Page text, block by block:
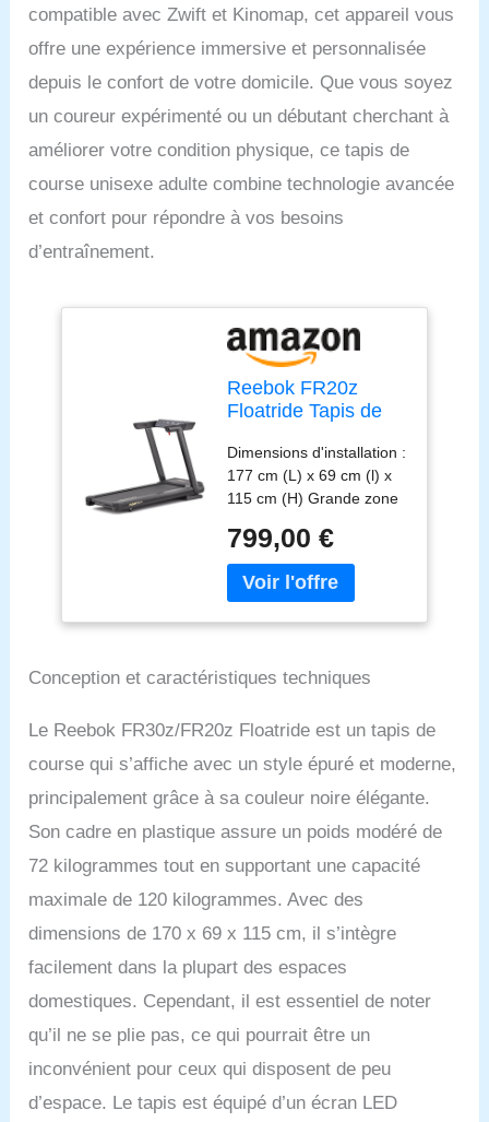
compatible avec Zwift et Kinomap, cet appareil vous
offre une expérience immersive et personnalisée
depuis le confort de votre domicile. Que vous soyez
un coureur expérimenté ou un débutant cherchant à
améliorer votre condition physique, ce tapis de
course unisexe adulte combine technologie avancée
et confort pour répondre à vos besoins
d’entraînement.
Reebok FR20z
Floatride Tapis de
Dimensions d'installation :
177 cm (L) x 69 cm (l) x
115 cm (H) Grande zone
46 cm (l) Vitesse
maximale de 18 km/h
Charge maximale : 120
799,00 €
Conception et caractéristiques techniques
Le Reebok FR30z/FR20z Floatride est un tapis de
course qui s’affiche avec un style épuré et moderne,
principalement grâce à sa couleur noire élégante.
Son cadre en plastique assure un poids modéré de
72 kilogrammes tout en supportant une capacité
maximale de 120 kilogrammes. Avec des
dimensions de 170 x 69 x 115 cm, il s’intègre
facilement dans la plupart des espaces
domestiques. Cependant, il est essentiel de noter
qu’il ne se plie pas, ce qui pourrait être un
inconvénient pour ceux qui disposent de peu
d’espace. Le tapis est équipé d’un écran LED